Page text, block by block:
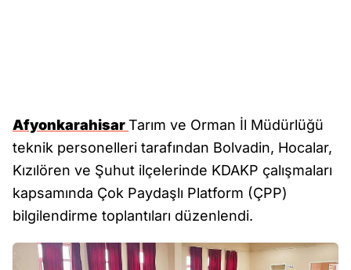
AfyonkarahisarTarım ve Orman İl Müdürlüğü
teknik personelleri tarafından Bolvadin, Hocalar,
Kızılören ve Şuhut ilçelerinde KDAKP çalışmaları
kapsamında Çok Paydaşlı Platform (ÇPP)
bilgilendirme toplantıları düzenlendi.